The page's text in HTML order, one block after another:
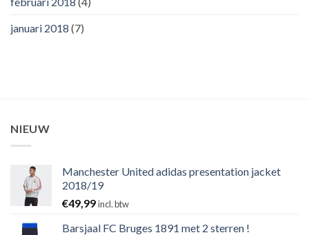
januari 2018 (7)
NIEUW
Manchester United adidas presentation jacket
2018/19
€49,99incl. btw
Barsjaal FC Bruges 1891 met 2 sterren !